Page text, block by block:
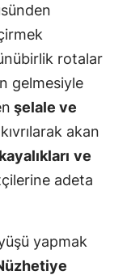
Isparta
Mersin
İstanbul
İzmir
Kars
rotalar
gelmesiyle
şelale ve
akan
ve
adeta
yapmak